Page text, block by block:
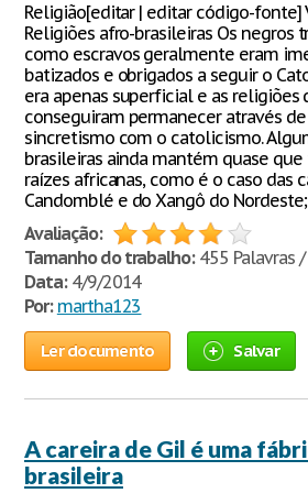
Religião[editar | editar código-fonte]
Religiões afro-brasileiras Os negros
como escravos geralmente eram
batizados e obrigados a seguir o
era apenas superficial e as religiões
conseguiram permanecer através
sincretismo com o catolicismo.
brasileiras ainda mantém quase
raízes africanas, como é o caso das
Candomblé e do Xangô do
Avaliação:
Tamanho do trabalho:455 Palavras /
Data:4/9/2014
Por: martha123
Ler documento Salvar
A careira de Gil é uma
brasileira